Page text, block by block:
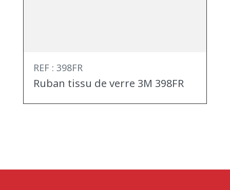
REF : 398FR
Ruban tissu de verre 3M 398FR